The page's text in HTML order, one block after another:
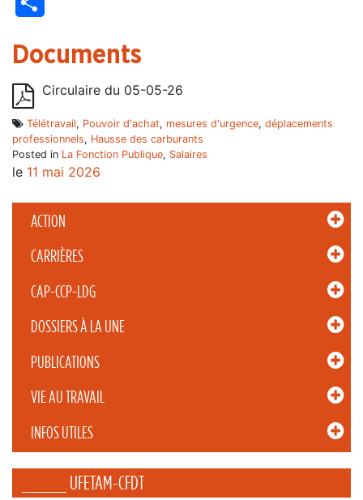
ACTION
CARRIÈRES
CAP-CCP-LDG
DOSSIERS À LA UNE
PUBLICATIONS
VIE AU TRAVAIL
INFOS UTILES
_____ UFETAM-CFDT
Documents
Circulaire du 05-05-26
Télétravail, Pouvoir d'achat, mesures d'urgence, déplacements
professionnels, Hausse des carburants
Posted in La Fonction Publique, Salaires
le 11 mai 2026